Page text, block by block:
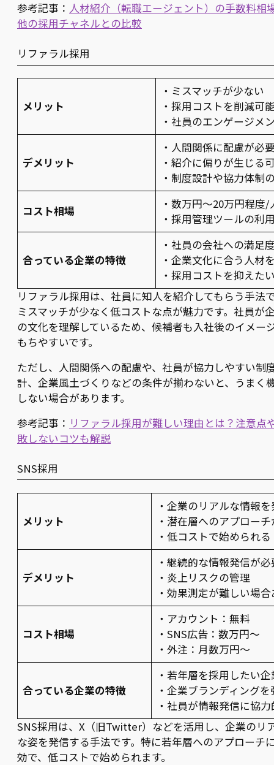
参考記事： 人材紹介（転職エージェント）の手数料相
他の採用チャネルとの比較
リファラル採用
メリット
・ミスマッチが少ない
・採用コストを削減可
・社員のエンゲージメ
デメリット
・人間関係に配慮が必
・紹介に偏りが生じる
・制度設計や協力体制
コスト相場
・数万円～20万円程度/
・採用管理ツールの利
合っている企業の特徴
・社員の会社への満足
・企業文化に合う人材
・採用コストを抑えた
リファラル採用は、社員に知人を紹介してもらう手法
ミスマッチが少なく低コストな点が魅力です。社員が
の文化を理解しているため、候補者も入社後のイメー
もちやすいです。
ただし、人間関係への配慮や、社員が協力しやすい制
計、企業風土づくりなどの条件が揃わないと、うまく
しない場合があります。
参考記事： リファラル採用が難しい理由とは？注意点
敗しないコツも解説
SNS採用
メリット
・企業のリアルな情報
・潜在層へのアプロー
・低コストで始められる
デメリット
・継続的な情報発信が
・炎上リスクの管理
・効果測定が難しい場
コスト相場
・アカウント：無料
・SNS広告：数万円～
・外注：月数万円～
合っている企業の特徴
・若年層を採用したい
・企業ブランディング
・社員が情報発信に協
SNS採用は、X（旧Twitter）などを活用し、企業のリ
な姿を発信する手法です。特に若年層へのアプローチ
効で、低コストで始められます。